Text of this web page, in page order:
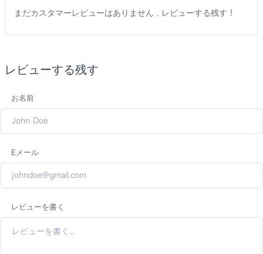
まだカスタマーレビューはありません . レビューする残す !
レビューする残す
お名前
Eメール
レビューを書く